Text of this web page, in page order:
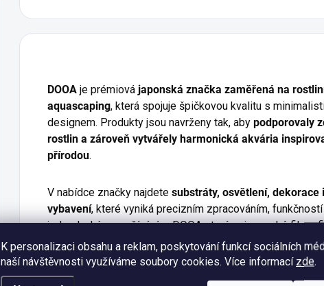
K personalizaci obsahu a reklam, poskytování funkcí sociálních
naší návštěvnosti využíváme soubory cookies. Více informací zde.
DOOA je prémiová japonská značka zaměřená na
aquascaping, která spojuje špičkovou kvalitu s
designem. Produkty jsou navrženy tak, aby podporovaly
rostlin a zároveň vytvářely harmonická akvária
přírodou.
V nabídce značky najdete substráty, osvětlení, dekorace
vybavení, které vyniká precizním zpracováním,
jednoduchým používáním. DOOA staví na japonské
každý detail svůj význam a přispívá ke krásnému i
stabilnímu akváriu.